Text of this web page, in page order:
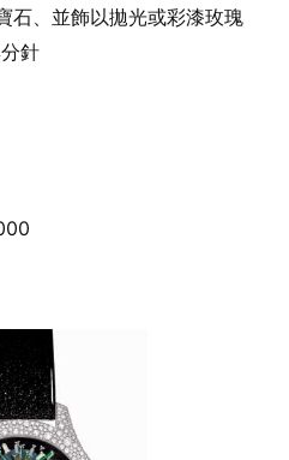
石、並飾以拋光或彩漆玫瑰
針